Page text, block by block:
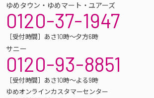
ゆめタウン・ゆめマート・ユアーズ
0120-37-1947
［受付時間］あさ10時～夕方6時
サニー
0120-93-8851
［受付時間］あさ10時～よる9時
ゆめオンラインカスタマーセンター